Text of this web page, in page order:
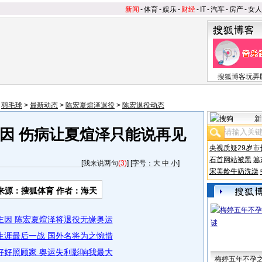
新闻 -体育-娱乐- 财经- IT-汽车- 房产-女人
搜狐博客玩弄
羽毛球 > 最新动态 > 陈宏夏煊泽退役 > 陈宏退役动态
伤病让夏煊泽只能说再见
[我来说两句(3)] [字号： 大 中 小]
源：搜狐体育 作者：海天
因 陈宏夏煊泽将退役无缘奥运
涯最后一战 国外名将为之惋惜
好照顾家 奥运失利影响我最大
央视质疑29岁市
石首网站被黑 篡
宋美龄牛奶洗澡
梅婷五年不孕